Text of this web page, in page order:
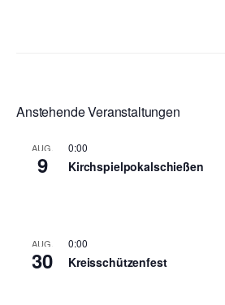
Anstehende Veranstaltungen
AUG.
9
0:00
Kirchspielpokalschießen
AUG.
30
0:00
Kreisschützenfest